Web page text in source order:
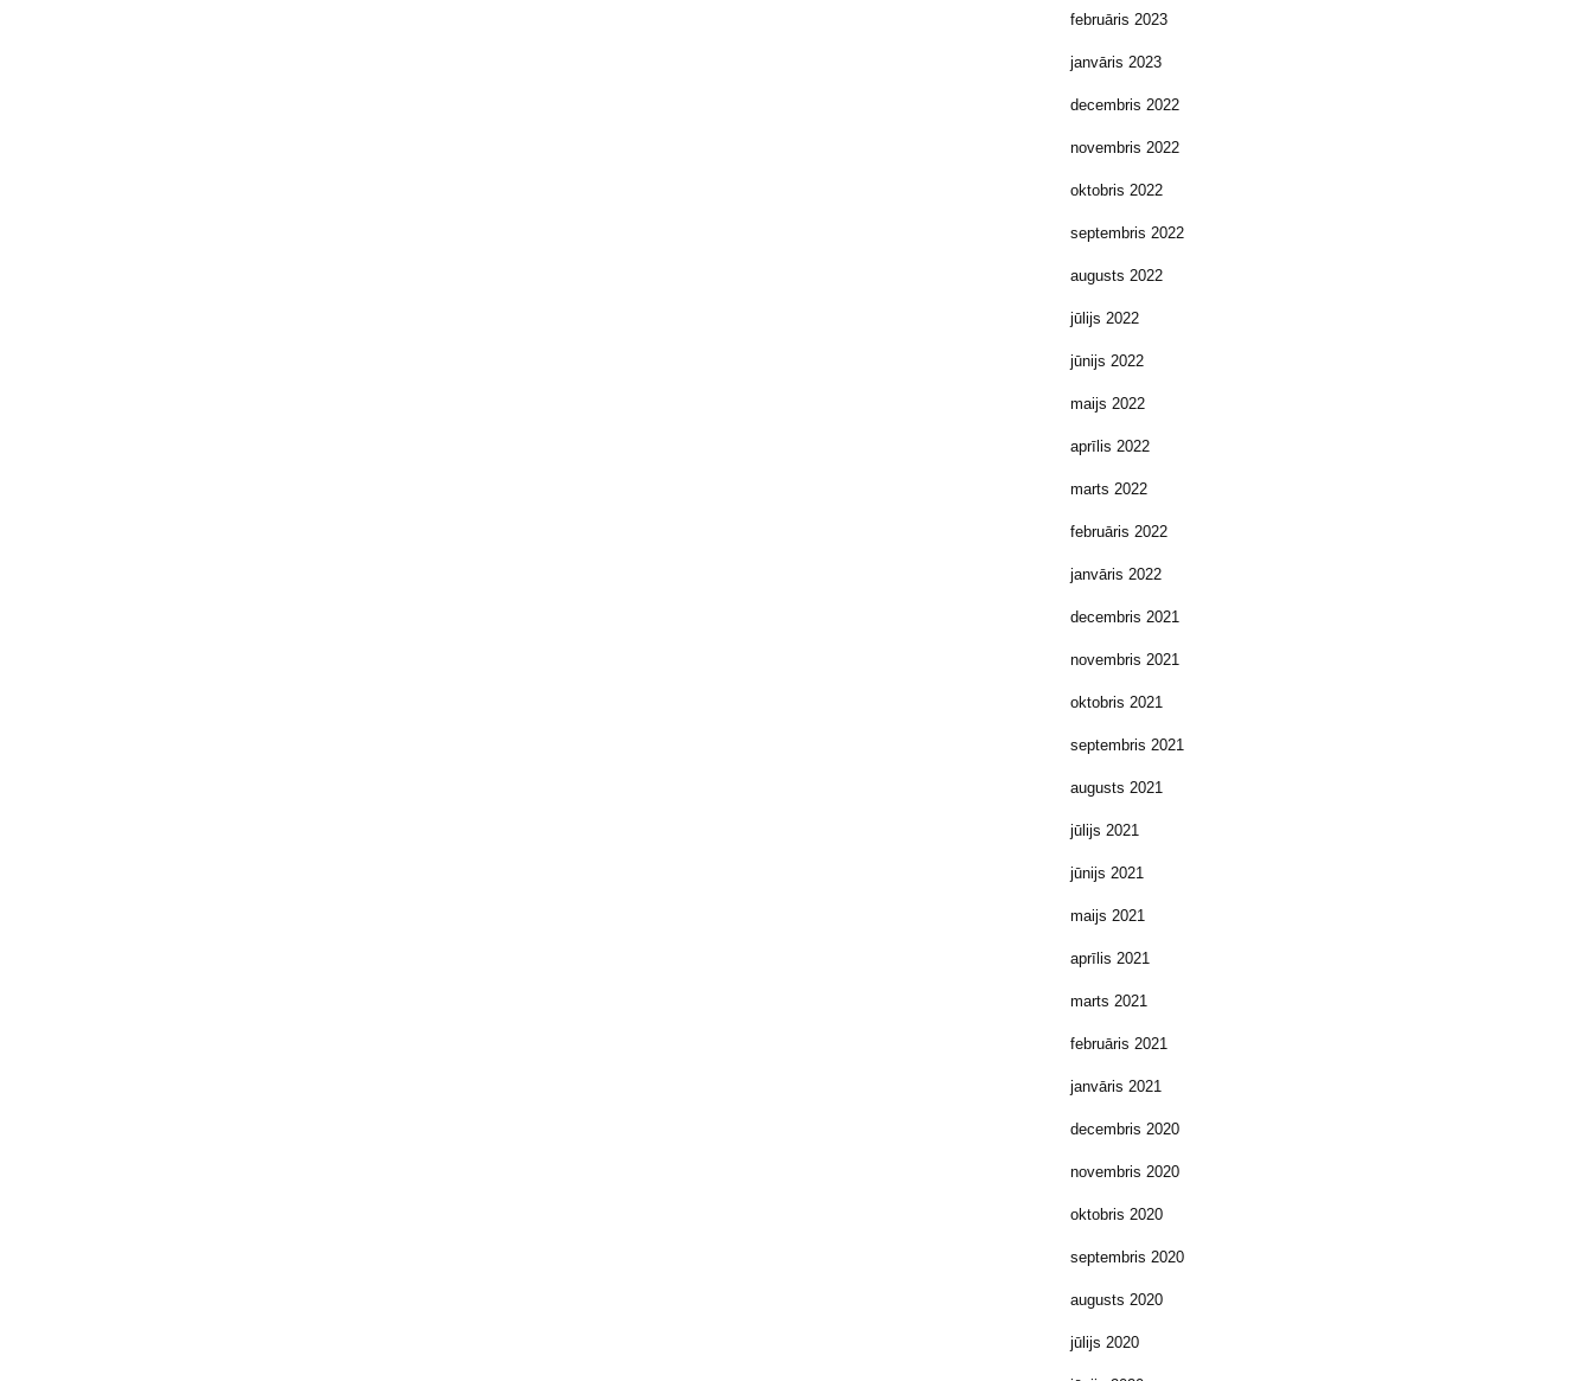
februāris 2023
janvāris 2023
decembris 2022
novembris 2022
oktobris 2022
septembris 2022
augusts 2022
jūlijs 2022
jūnijs 2022
maijs 2022
aprīlis 2022
marts 2022
februāris 2022
janvāris 2022
decembris 2021
novembris 2021
oktobris 2021
septembris 2021
augusts 2021
jūlijs 2021
jūnijs 2021
maijs 2021
aprīlis 2021
marts 2021
februāris 2021
janvāris 2021
decembris 2020
novembris 2020
oktobris 2020
septembris 2020
augusts 2020
jūlijs 2020